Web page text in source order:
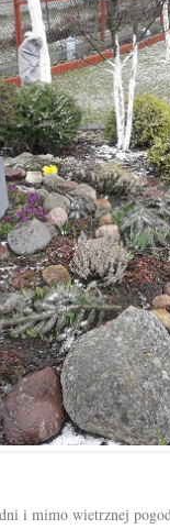
i mimo wietrznej